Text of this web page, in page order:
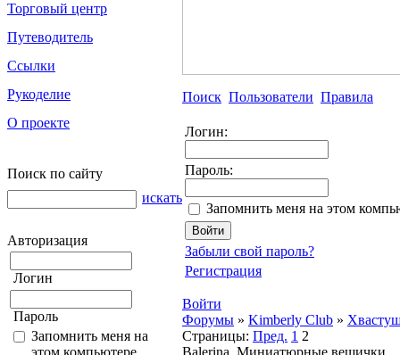
Торговый центр
Путеводитель
Ссылки
Рукоделие
О проекте
Поиск по сайту
искать
Авторизация
Логин
Пароль
Запомнить меня на
этом компьютере
Поиск Пользователи Правила
Логин:
Пароль:
Запомнить меня на этом
Забыли свой пароль?
Регистрация
Войти
Форумы » Kimberly Club »
Страницы: Пред. 1 2
Balerina, Миниатюрные вещички